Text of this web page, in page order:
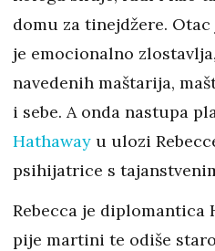
domu za tinejdžere.
je emocionalno
navedenih maštarija,
i sebe. A onda nastupa
Hathaway u ulozi
psihijatrice s
Rebecca je diplomantica
pije martini te odiše